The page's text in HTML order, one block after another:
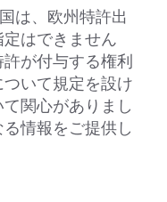
は、欧州特許出
はできません
が付与する権利
いて規定を設け
関心がありまし
情報をご提供し